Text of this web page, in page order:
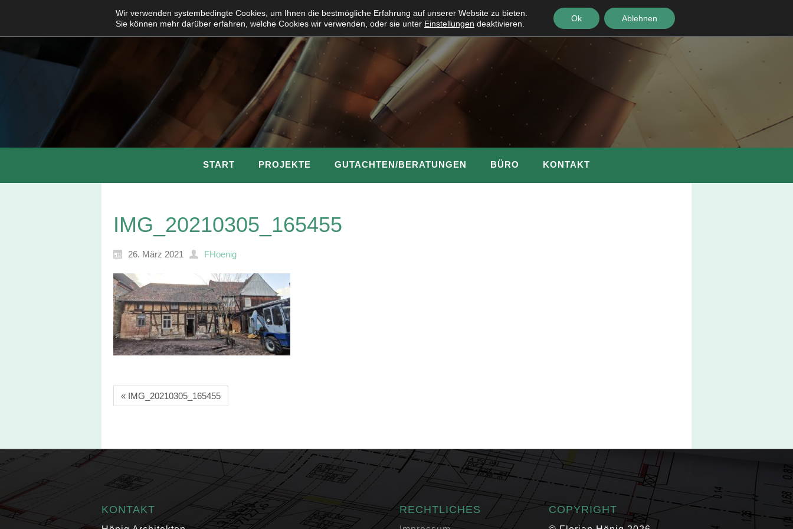
START PROJEKTE GUTACHTEN/BERATUNGEN BÜRO KONTAKT
IMG_20210305_165455
26. März 2021 FHoenig
« IMG_20210305_165455
KONTAKT RECHTLICHES COPYRIGHT
Wir verwenden systembedingte Cookies, um Ihnen die bestmögliche Erfahrung auf unserer Website zu bieten.
Sie können mehr darüber erfahren, welche Cookies wir verwenden, oder sie unter Einstellungen deaktivieren.
Ok Ablehnen